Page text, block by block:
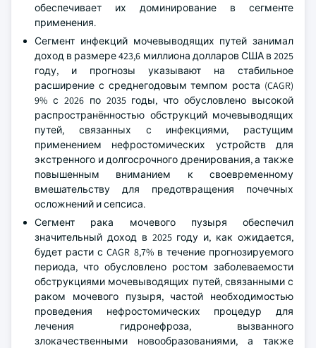
обеспечивает их доминирование в сегменте
применения.
Сегмент инфекций мочевыводящих путей занимал
доход в размере 423,6 миллиона долларов США в 2025
году, и прогнозы указывают на стабильное
расширение с среднегодовым темпом роста (CAGR)
9% с 2026 по 2035 годы, что обусловлено высокой
распространённостью обструкций мочевыводящих
путей, связанных с инфекциями, растущим
применением нефростомических устройств для
экстренного и долгосрочного дренирования, а также
повышенным вниманием к своевременному
вмешательству для предотвращения почечных
осложнений и сепсиса.
Сегмент рака мочевого пузыря обеспечил
значительный доход в 2025 году и, как ожидается,
будет расти с CAGR 8,7% в течение прогнозируемого
периода, что обусловлено ростом заболеваемости
обструкциями мочевыводящих путей, связанными с
раком мочевого пузыря, частой необходимостью
проведения нефростомических процедур для
лечения гидронефроза, вызванного
злокачественными новообразованиями, а также